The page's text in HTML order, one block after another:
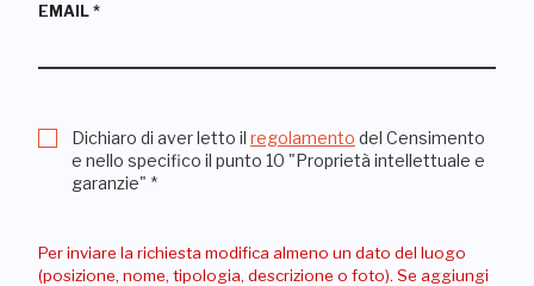
EMAIL *
Dichiaro di aver letto il regolamento del Censimento
e nello specifico il punto 10 "Proprietà intellettuale e
garanzie" *
Per inviare la richiesta modifica almeno un dato del luogo
(posizione, nome, tipologia, descrizione o foto). Se aggiungi